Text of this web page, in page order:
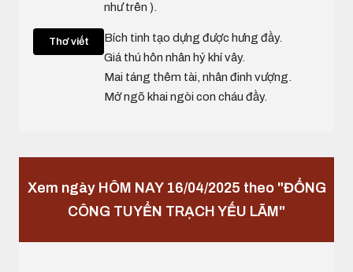
như trên ).
Thơ viết
Bích tinh tạo dựng được hưng đầy.
Giá thú hôn nhân hỷ khí vây.
Mai táng thêm tài, nhân đinh vượng.
Mở ngõ khai ngòi con cháu đầy.
Xem ngày HÔM NAY 16/04/2025 theo "ĐỔNG
CÔNG TUYỂN TRẠCH YẾU LÃM"